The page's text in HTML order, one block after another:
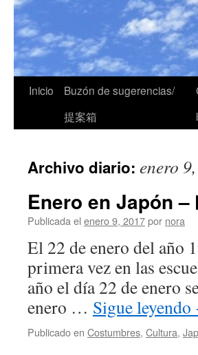
Inicio
Buzón de sugerencias/
提案箱
Archivo diario: enero
Enero en Japón –
Publicada el enero 9, 2017por nora
El 22 de enero del año
primera vez en las
año el día 22 de enero
enero … Sigue leyendo
Publicado en Costumbres, Cultura,